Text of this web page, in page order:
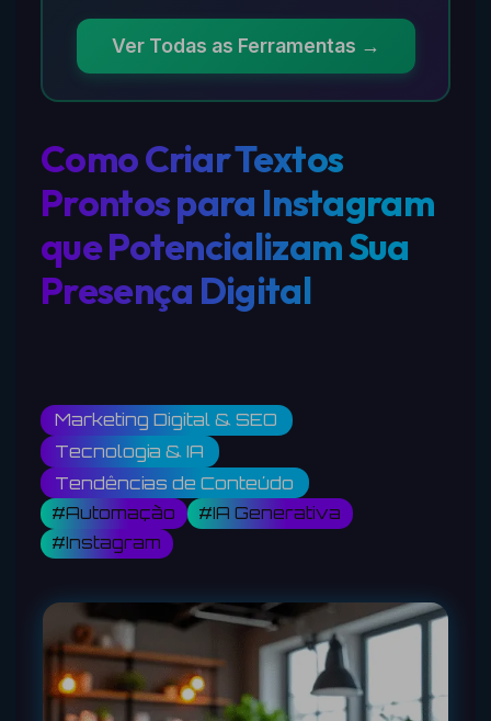
Ver Todas as Ferramentas →
Como Criar Textos
Prontos para Instagram
que Potencializam Sua
Presença Digital
Marketing Digital & SEO
Tecnologia & IA
Tendências de Conteúdo
#Automação
#IA Generativa
#Instagram